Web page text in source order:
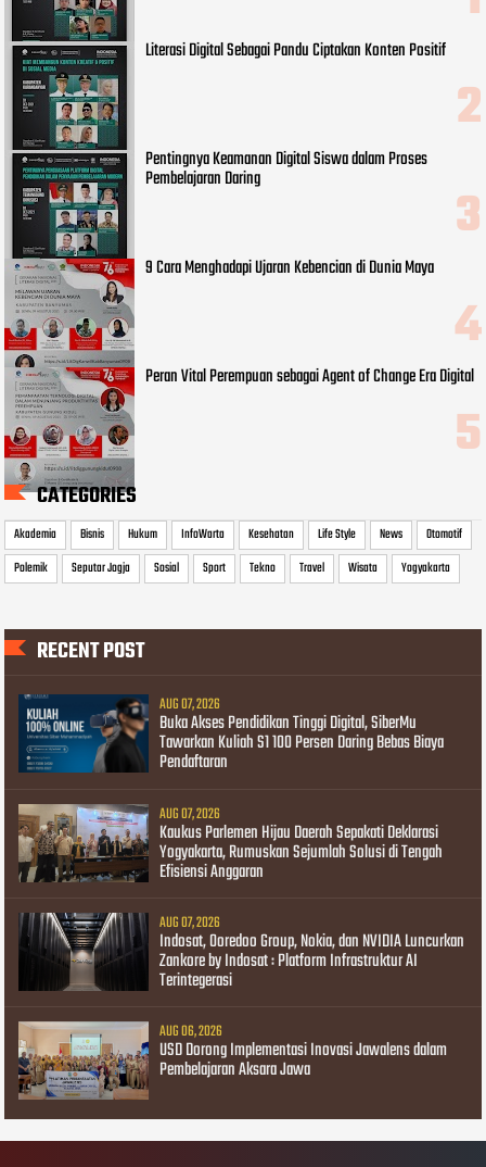
Literasi Digital Sebagai Pandu Ciptakan Konten Positif
Pentingnya Keamanan Digital Siswa dalam Proses
Pembelajaran Daring
9 Cara Menghadapi Ujaran Kebencian di Dunia Maya
Peran Vital Perempuan sebagai Agent of Change Era Digital
CATEGORIES
Akademia Bisnis Hukum InfoWarta Kesehatan Life Style News
Otomotif
Polemik
Seputar Jogja Sosial Sport Tekno Travel Wisata Yogyakarta
RECENT POST
AUG 07, 2026
Buka Akses Pendidikan Tinggi Digital, SiberMu
Tawarkan Kuliah S1 100 Persen Daring Bebas Biaya
Pendaftaran
AUG 07, 2026
Kaukus Parlemen Hijau Daerah Sepakati Deklarasi
Yogyakarta, Rumuskan Sejumlah Solusi di Tengah
Efisiensi Anggaran
AUG 07, 2026
Indosat, Ooredoo Group, Nokia, dan NVIDIA Luncurkan
Zankore by Indosat : Platform Infrastruktur AI
Terintegerasi
AUG 06, 2026
USD Dorong Implementasi Inovasi Jawalens dalam
Pembelajaran Aksara Jawa